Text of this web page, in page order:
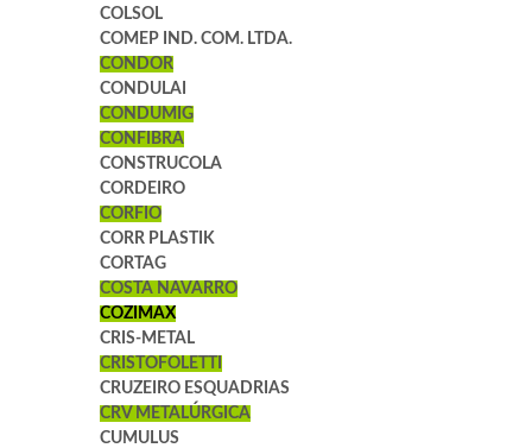
COLSOL
COMEP IND. COM. LTDA.
CONDOR
CONDULAI
CONDUMIG
CONFIBRA
CONSTRUCOLA
CORDEIRO
CORFIO
CORR PLASTIK
CORTAG
COSTA NAVARRO
COZIMAX
CRIS-METAL
CRISTOFOLETTI
CRUZEIRO ESQUADRIAS
CRV METALÚRGICA
CUMULUS